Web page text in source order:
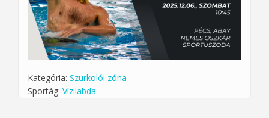
Kategória: Szurkolói zóna
Sportág: Vízilabda